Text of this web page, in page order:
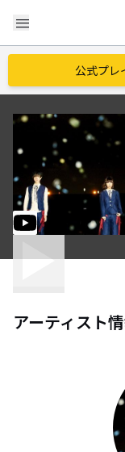
menu
公式プレ
アーティスト